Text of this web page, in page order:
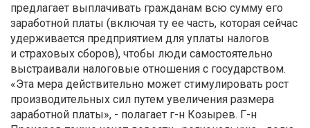
предлагает выплачивать гражданам всю сумму его
заработной платы (включая ту ее часть, которая сейчас
удерживается предприятием для уплаты налогов
и страховых сборов), чтобы люди самостоятельно
выстраивали налоговые отношения с государством.
«Эта мера действительно может стимулировать рост
производительных сил путем увеличения размера
заработной платы», - полагает г-н Козырев. Г-н